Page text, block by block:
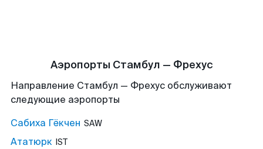
Аэропорты Стамбул — Фрехус
Направление Стамбул — Фрехус обслуживают
следующие аэропорты
Сабиха Гёкчен SAW
Ататюрк IST